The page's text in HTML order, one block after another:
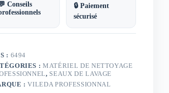
Conseils
🔒 Paiement
sécurisé
: 6494
:MATÉRIEL DE NETTOYAGE
, SEAUX DE LAVAGE
:VILEDA PROFESSIONNAL